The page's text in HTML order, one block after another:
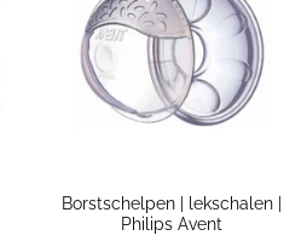
Borstschelpen | lekschalen |
Philips Avent